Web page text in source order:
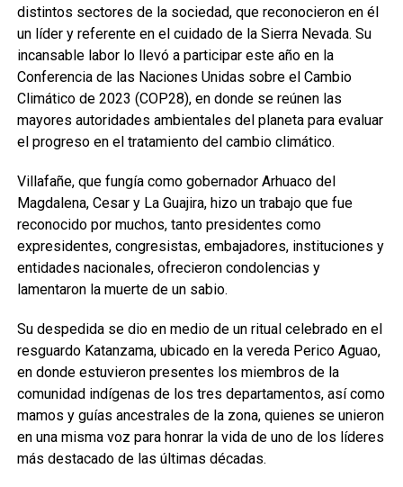
distintos sectores de la sociedad, que reconocieron en él
un líder y referente en el cuidado de la Sierra Nevada. Su
incansable labor lo llevó a participar este año en la
Conferencia de las Naciones Unidas sobre el Cambio
Climático de 2023 (COP28), en donde se reúnen las
mayores autoridades ambientales del planeta para evaluar
el progreso en el tratamiento del cambio climático.
Villafañe, que fungía como gobernador Arhuaco del
Magdalena, Cesar y La Guajira, hizo un trabajo que fue
reconocido por muchos, tanto presidentes como
expresidentes, congresistas, embajadores, instituciones y
entidades nacionales, ofrecieron condolencias y
lamentaron la muerte de un sabio.
Su despedida se dio en medio de un ritual celebrado en el
resguardo Katanzama, ubicado en la vereda Perico Aguao,
en donde estuvieron presentes los miembros de la
comunidad indígenas de los tres departamentos, así como
mamos y guías ancestrales de la zona, quienes se unieron
en una misma voz para honrar la vida de uno de los líderes
más destacado de las últimas décadas.